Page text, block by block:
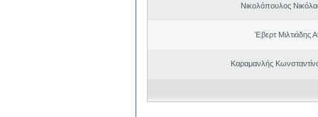
Νικολόπουλος
Έβερτ Μιλτιάδης
Καραμανλής